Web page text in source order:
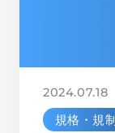
2024.07.18
規格・規制